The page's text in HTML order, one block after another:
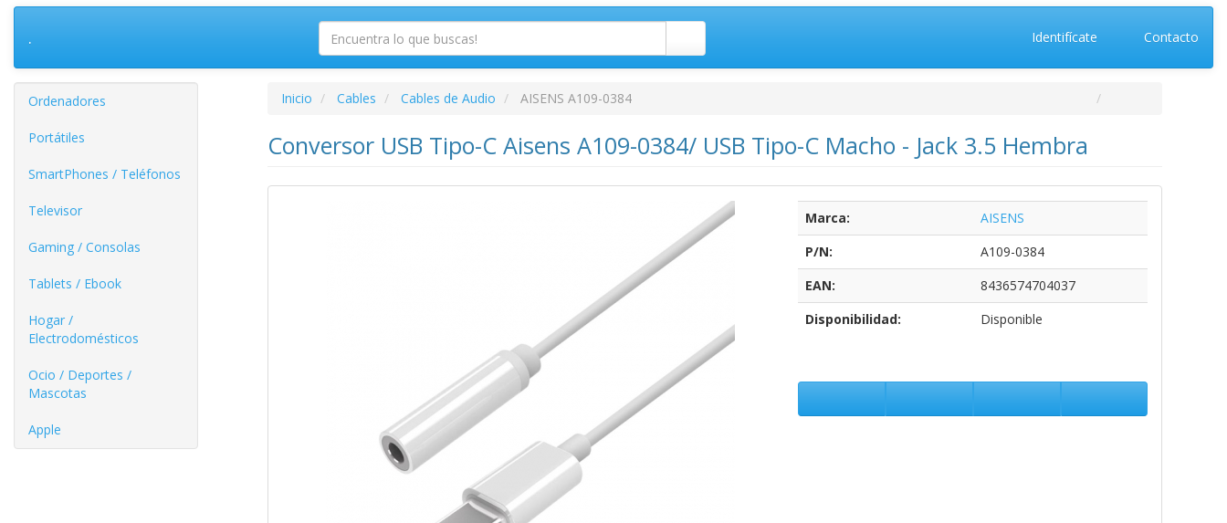
. Identifícate Contacto
Ordenadores
Portátiles
SmartPhones / Teléfonos
Televisor
Gaming / Consolas
Tablets / Ebook
Hogar /
Electrodomésticos
Ocio / Deportes /
Mascotas
Apple
Inicio Cables Cables de Audio AISENS A109-0384
Conversor USB Tipo-C Aisens A109-0384/ USB Tipo-C Macho - Jack 3.5 Hembra
Marca:
AISENS
P/N:
A109-0384
EAN:
8436574704037
Disponibilidad:
Disponible